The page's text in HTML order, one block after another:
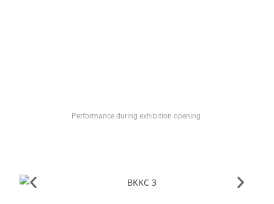
Performance during exhibition opening